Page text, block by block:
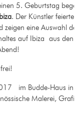
5. Geburtstag
. Der Künstler feierte
eine Auswahl der
auf Ibiza aus den
im Budde-Haus in
Malerei, Grafik